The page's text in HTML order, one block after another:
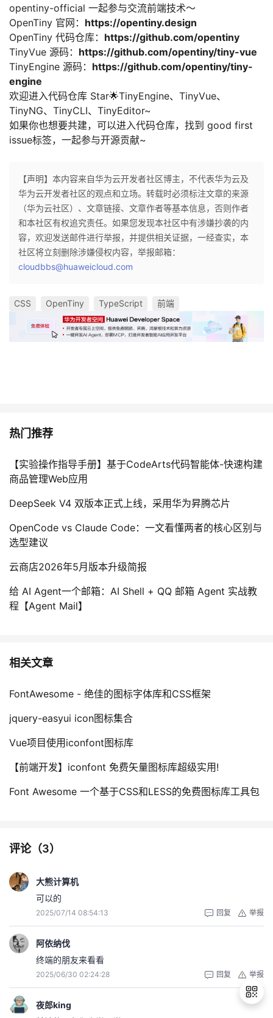
opentiny-official 一起参与交流前端技术～
OpenTiny 官网： https://opentiny.design
OpenTiny 代码仓库： https://github.com/opentiny
TinyVue 源码： https://github.com/opentiny/tiny-vue
TinyEngine 源码： https://github.com/opentiny/tiny-
engine
欢迎进入代码仓库 Star🌟TinyEngine、TinyVue、
TinyNG、TinyCLI、TinyEditor~
如果你也想要共建，可以进入代码仓库，找到 good first
issue标签，一起参与开源贡献~
【声明】本内容来自华为云开发者社区博主，不代表华为云及
华为云开发者社区的观点和立场。转载时必须标注文章的来源
（华为云社区）、文章链接、文章作者等基本信息，否则作者
和本社区有权追究责任。如果您发现本社区中有涉嫌抄袭的内
容，欢迎发送邮件进行举报，并提供相关证据，一经查实，本
社区将立刻删除涉嫌侵权内容，举报邮箱：
cloudbbs@huaweicloud.com
CSS OpenTiny TypeScript 前端
热门推荐
【实验操作指导手册】基于CodeArts代码智能体-快速构建
商品管理Web应用
DeepSeek V4 双版本正式上线，采用华为昇腾芯片
OpenCode vs Claude Code：一文看懂两者的核心区别与
选型建议
云商店2026年5月版本升级简报
给 AI Agent一个邮箱：AI Shell + QQ 邮箱 Agent 实战教
程【Agent Mail】
相关文章
FontAwesome - 绝佳的图标字体库和CSS框架
jquery-easyui icon图标集合
Vue项目使用iconfont图标库
【前端开发】iconfont 免费矢量图标库超级实用!
Font Awesome 一个基于CSS和LESS的免费图标库工具包
评论（3）
大熊计算机
可以的
2025/07/14 08:54:13 举报
回复
阿依纳伐
终端的朋友来看看
2025/06/30 02:24:28 举报
回复
夜郎king